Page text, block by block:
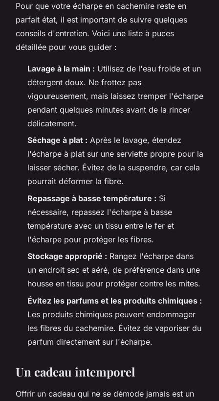
Pour que votre écharpe en cachemire reste en
parfait état, il est important de suivre quelques
conseils d'entretien. Voici une liste à puces
détaillée pour vous guider :
Lavage à la main : Utilisez de l'eau froide et un
détergent doux. Ne frottez pas
vigoureusement, mais laissez tremper l'écharpe
pendant quelques minutes avant de la rincer
délicatement.
Séchage à plat : Après le lavage, étendez
l'écharpe à plat sur une serviette propre pour la
laisser sécher. Évitez de la suspendre, car cela
pourrait déformer la fibre.
Repassage à basse température : Si
nécessaire, repassez l'écharpe à basse
température avec un tissu entre le fer et
l'écharpe pour protéger les fibres.
Stockage approprié : Rangez l'écharpe dans
un endroit sec et aéré, de préférence dans une
housse en tissu pour protéger contre les mites.
Évitez les parfums et les produits chimiques :
Les produits chimiques peuvent endommager
les fibres du cachemire. Évitez de vaporiser du
parfum directement sur l'écharpe.
Un cadeau intemporel
Offrir un cadeau qui ne se démode jamais est un